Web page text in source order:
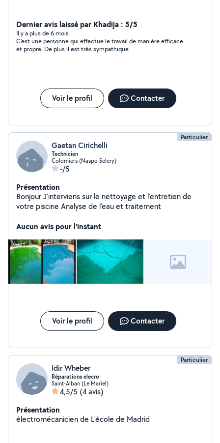
Dernier avis laissé par Khadija : 5/5
Il y a plus de 6 mois
C'est une personne qui effectue le travail de manière efficace
et propre. De plus il est très sympathique
Voir le profil Contacter
Particulier
Gaetan Cirichelli
Technicien
Colomiers (Naspe-Selery)
-/5
Présentation
Bonjour J'interviens sur le nettoyage et l'entretien de
votre piscine Analyse de l'eau et traitement
Aucun avis pour l'instant
Voir le profil Contacter
Particulier
Idir Wheber
Réparations elecro
Saint-Alban (Le Mariel)
4,5/5 (4 avis)
Présentation
électromécanicien de L'école de Madrid